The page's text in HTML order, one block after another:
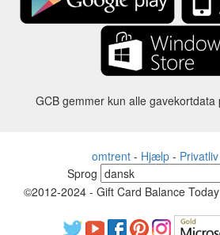
GCB gemmer kun alle gavekortdata
omtrent- Hjælp- Privatliv
Sprog
©2012-2024 - Gift Card Balance